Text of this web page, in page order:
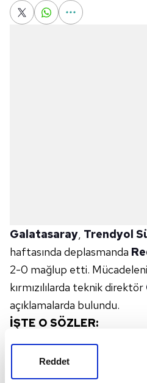
Reddet
Galatasaray, Trendyol
haftasında deplasmanda
2-0 mağlup etti.
kırmızılılarda teknik direktör
açıklamalarda bulundu.
İŞTE O SÖZLER:
"Aslında ligin üçüncüsüne
Üstün oynadık. Maçın
Belki biraz daha